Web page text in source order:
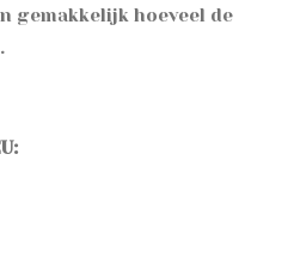
gemakkelijk hoeveel de